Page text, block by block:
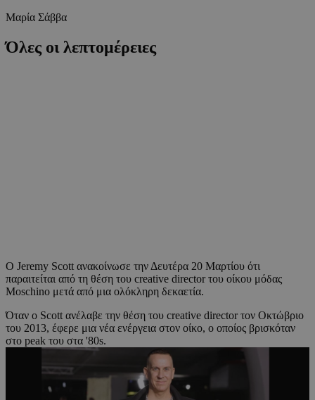
Μαρία Σάββα
Όλες οι λεπτομέρειες
Ο Jeremy Scott ανακοίνωσε την Δευτέρα 20 Μαρτίου ότι
παραιτείται από τη θέση του creative director του οίκου μόδας
Moschino μετά από μια ολόκληρη δεκαετία.
Όταν ο Scott ανέλαβε την θέση του creative director τον Οκτώβριο
του 2013, έφερε μια νέα ενέργεια στον οίκο, ο οποίος βρισκόταν
στο peak του στα '80s.